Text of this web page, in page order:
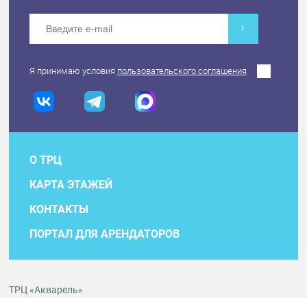
Я принимаю условия пользовательского соглашения
О ТРЦ
КАРТА ЭТАЖЕЙ
КОНТАКТЫ
ПОРТАЛ ДЛЯ АРЕНДАТОРОВ
ТРЦ «Акварель»